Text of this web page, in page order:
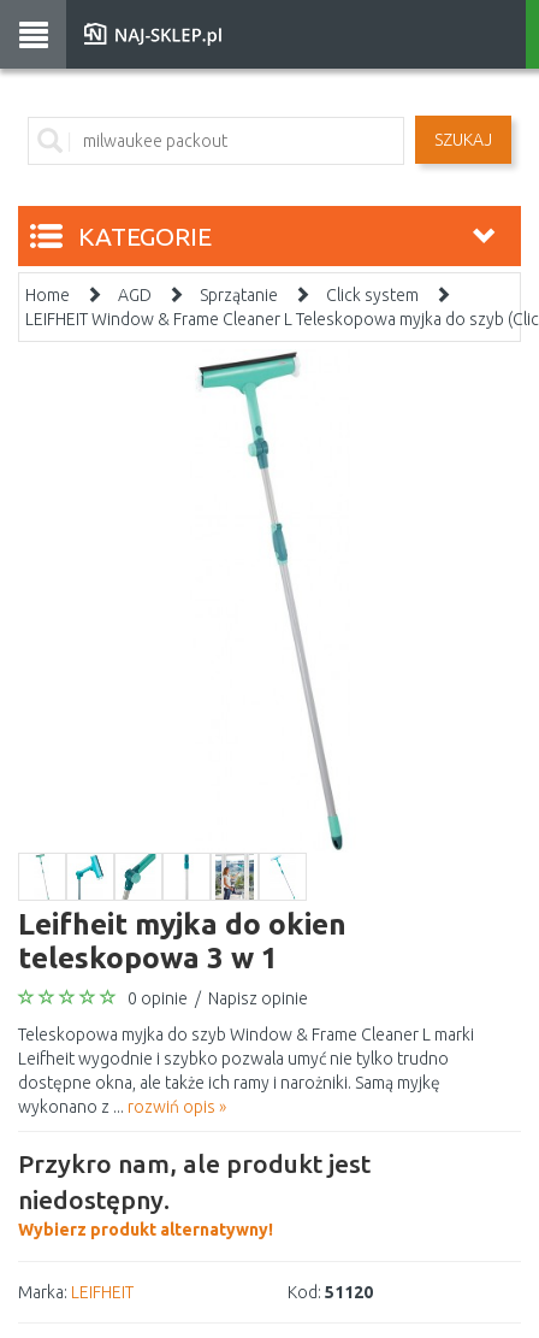
SZUKAJ
KATEGORIE
Home AGD Sprzątanie
Click system
LEIFHEIT Window & Frame Cleaner L Teleskopowa myjka do szyb
Leifheit myjka do okien
teleskopowa 3 w 1
0 opinie / Napisz opinie
Teleskopowa myjka do szyb Window & Frame Cleaner L marki
Leifheit wygodnie i szybko pozwala umyć nie tylko trudno
dostępne okna, ale także ich ramy i narożniki. Samą myjkę
wykonano z ... rozwiń opis »
Przykro nam, ale produkt jest
niedostępny.
Wybierz produkt alternatywny!
Marka: LEIFHEIT Kod: 51120